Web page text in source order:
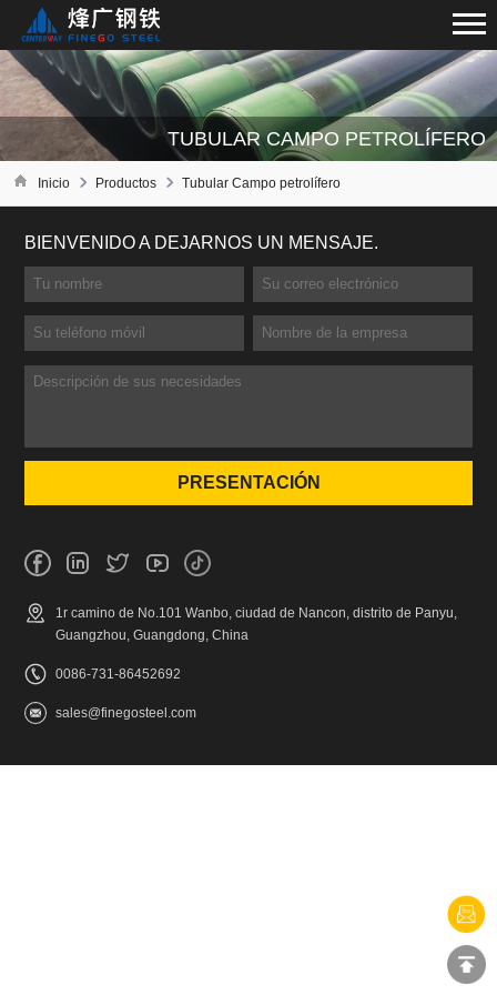
TUBULAR CAMPO PETROLÍFERO
Inicio Productos Tubular Campo petrolífero
BIENVENIDO A DEJARNOS UN MENSAJE.
1r camino de No.101 Wanbo, ciudad de Nancon, distrito de Panyu,
Guangzhou, Guangdong, China
0086-731-86452692
sales@finegosteel.com